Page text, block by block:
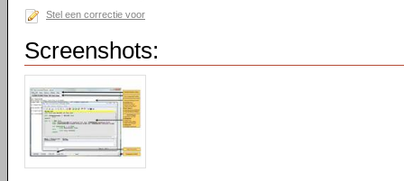
Stel een correctie voor
Screenshots: